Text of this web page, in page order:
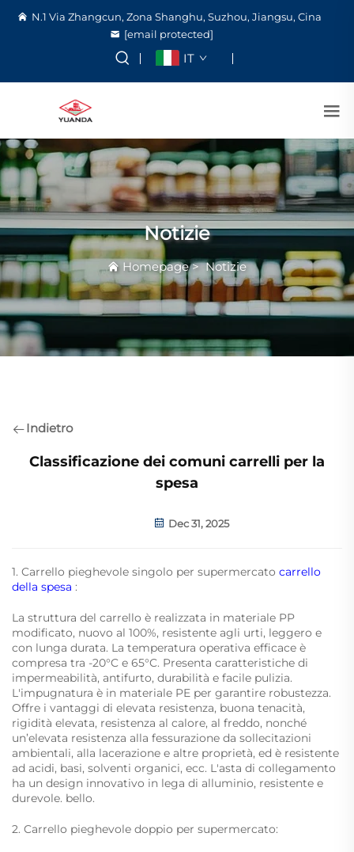
N.1 Via Zhangcun, Zona Shanghu, Suzhou, Jiangsu, Cina
[email protected]
IT
Notizie
Homepage>Notizie
Indietro
Classificazione dei comuni carrelli per la
spesa
Dec 31, 2025
1. Carrello pieghevole singolo per supermercato carrello
della spesa :
La struttura del carrello è realizzata in materiale PP
modificato, nuovo al 100%, resistente agli urti, leggero e
con lunga durata. La temperatura operativa efficace è
compresa tra -20°C e 65°C. Presenta caratteristiche di
impermeabilità, antifurto, durabilità e facile pulizia.
L'impugnatura è in materiale PE per garantire robustezza.
Offre i vantaggi di elevata resistenza, buona tenacità,
rigidità elevata, resistenza al calore, al freddo, nonché
un’elevata resistenza alla fessurazione da sollecitazioni
ambientali, alla lacerazione e altre proprietà, ed è resistente
ad acidi, basi, solventi organici, ecc. L'asta di collegamento
ha un design innovativo in lega di alluminio, resistente e
durevole. bello.
2. Carrello pieghevole doppio per supermercato: